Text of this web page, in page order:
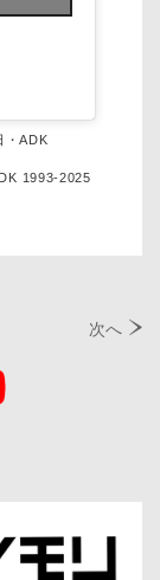
・ADK
1993-2025
次へ